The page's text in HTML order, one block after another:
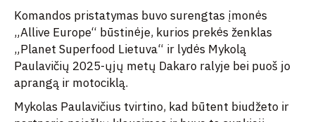
Komandos pristatymas buvo surengtas įmonės
„Allive Europe“ būstinėje, kurios prekės ženklas
„Planet Superfood Lietuva“ ir lydės Mykolą
Paulavičių 2025-ųjų metų Dakaro ralyje bei puoš jo
aprangą ir motociklą.
Mykolas Paulavičius tvirtino, kad būtent biudžeto ir